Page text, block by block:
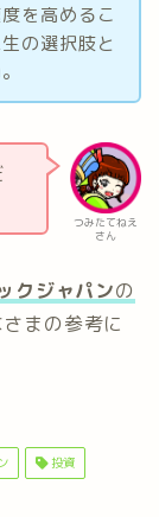
を高めるこ
の選択肢と
つみたてねえ
さん
クジャパンの
まの参考に
投資